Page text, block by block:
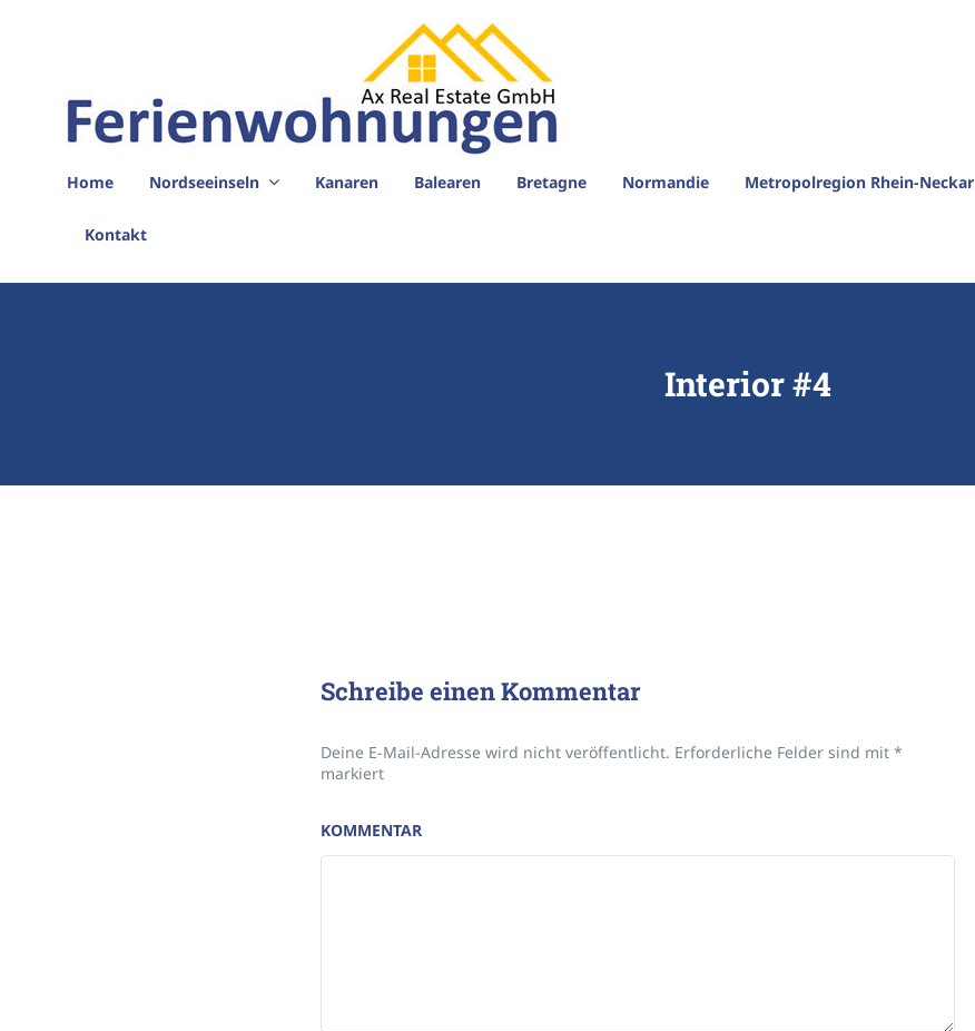
Ferienwohnungen Ax Real Estate
Home Nordseeinseln Kanaren Balearen Bretagne Normandie Metropolregion Rhein-Neckar
Kontakt
Interior #4
Schreibe einen Kommentar
Deine E-Mail-Adresse wird nicht veröffentlicht. Erforderliche Felder sind mit *
markiert
KOMMENTAR